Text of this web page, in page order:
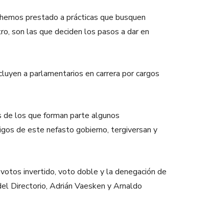
prestado a prácticas que busquen
son las que deciden los pasos a dar en
a parlamentarios en carrera por cargos
los que forman parte algunos
de este nefasto gobierno, tergiversan y
invertido, voto doble y la denegación de
Directorio, Adrián Vaesken y Arnaldo